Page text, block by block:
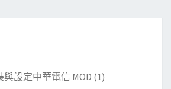
與設定中華電信 MOD (1)